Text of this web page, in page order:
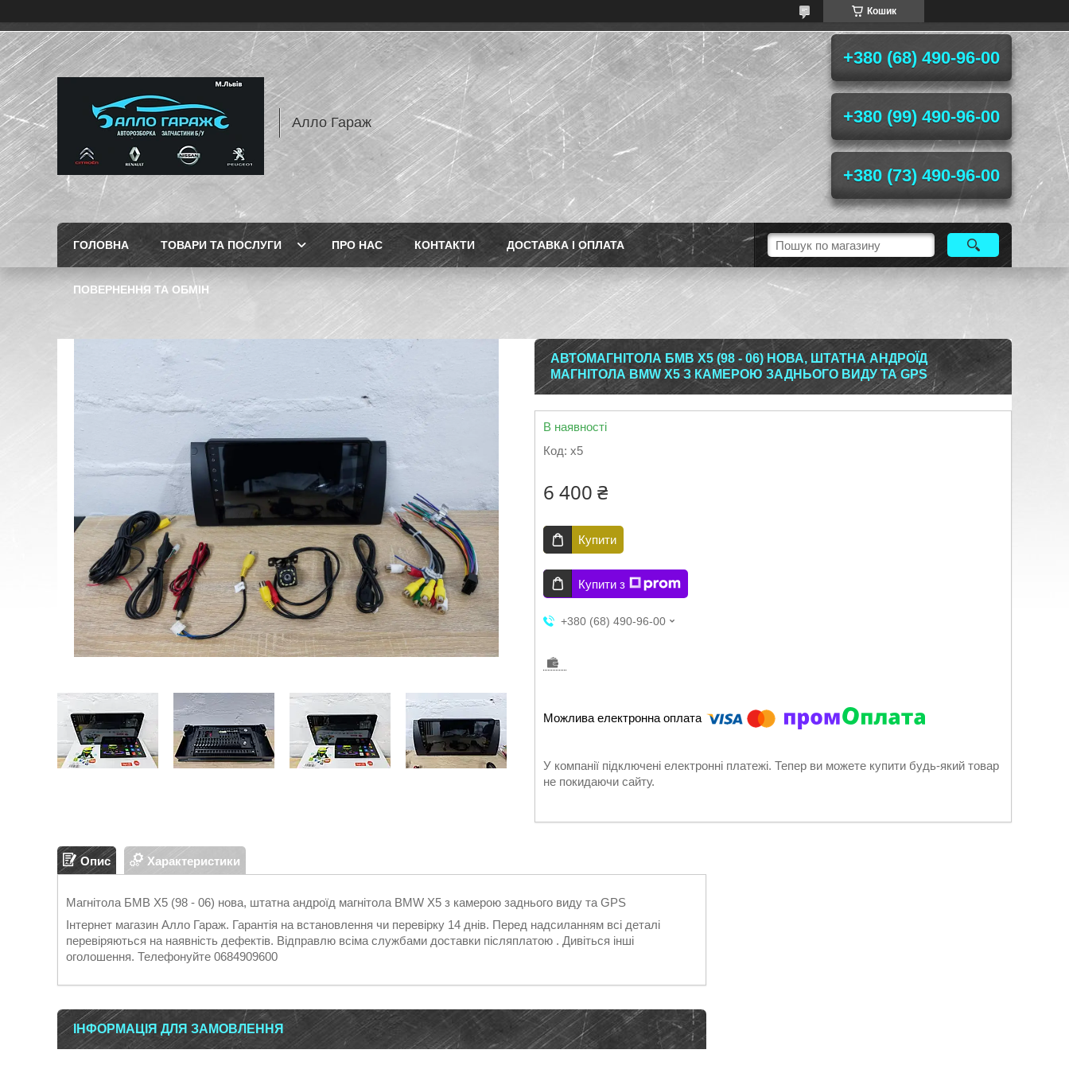
Кошик
Алло Гараж
+380 (68) 490-96-00
+380 (99) 490-96-00
+380 (73) 490-96-00
ГОЛОВНА ТОВАРИ ТА ПОСЛУГИ ПРО НАС КОНТАКТИ ДОСТАВКА І ОПЛАТА
ПОВЕРНЕННЯ ТА ОБМІН
АВТОМАГНІТОЛА БМВ Х5 (98 - 06) НОВА, ШТАТНА АНДРОЇД
МАГНІТОЛА BMW Х5 З КАМЕРОЮ ЗАДНЬОГО ВИДУ ТА GPS
В наявності
Код: x5
6 400 ₴
Купити
Купити з
+380 (68) 490-96-00
У компанії підключені електронні платежі. Тепер ви можете купити будь-який товар
не покидаючи сайту.
Опис Характеристики
Магнітола БМВ Х5 (98 - 06) нова, штатна андроїд магнітола BMW Х5 з камерою заднього виду та GPS
Інтернет магазин Алло Гараж. Гарантія на встановлення чи перевірку 14 днів. Перед надсиланням всі деталі
перевіряються на наявність дефектів. Відправлю всіма службами доставки післяплатою . Дивіться інші
оголошення. Телефонуйте 0684909600
ІНФОРМАЦІЯ ДЛЯ ЗАМОВЛЕННЯ